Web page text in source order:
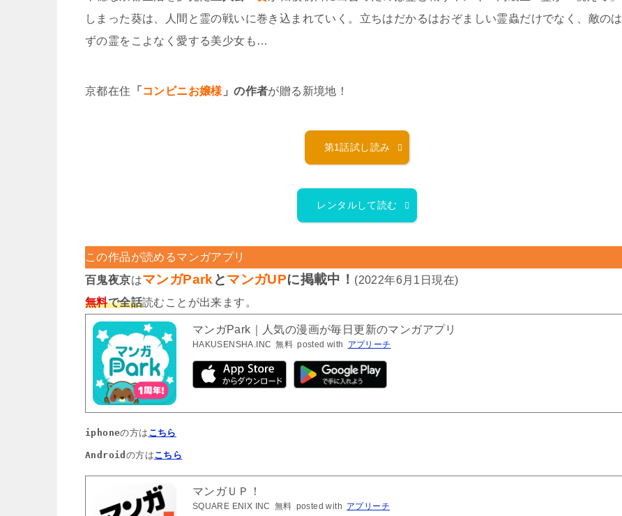
しまった葵は、人間と霊の戦いに巻き込まれていく。立ちはだかるはおぞましい霊蟲だけでなく、敵のは
ずの霊をこよなく愛する美少女も…
京都在住 「 コンビニお嬢様 」の作者が贈る新境地！
第1話試し読み
レンタルして読む
この作品が読めるマンガアプリ
百鬼夜京はマンガPark とマンガUPに掲載中！ (2022年6月1日現在)
無料で全話読むことが出来ます。
マンガPark｜人気の漫画が毎日更新のマンガアプリ
HAKUSENSHA.INC 無料 posted with アプリーチ
iphoneの方は こちら
Android の方はこちら
マンガＵＰ！
SQUARE ENIX INC 無料 posted with アプリーチ